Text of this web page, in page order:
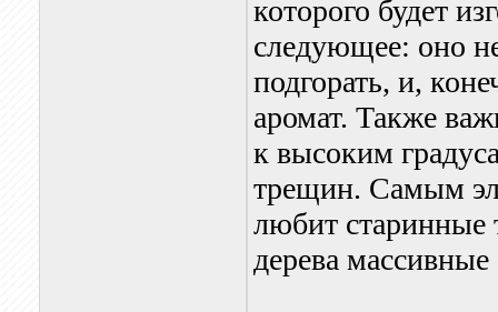
которого будет
следующее: оно
подгорать, и,
аромат. Также
к высоким
трещин. Самым
любит старинные
дерева